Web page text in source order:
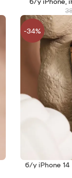
-34%
ЧИТАТИ ДАЛІ
б/у iPhone 14